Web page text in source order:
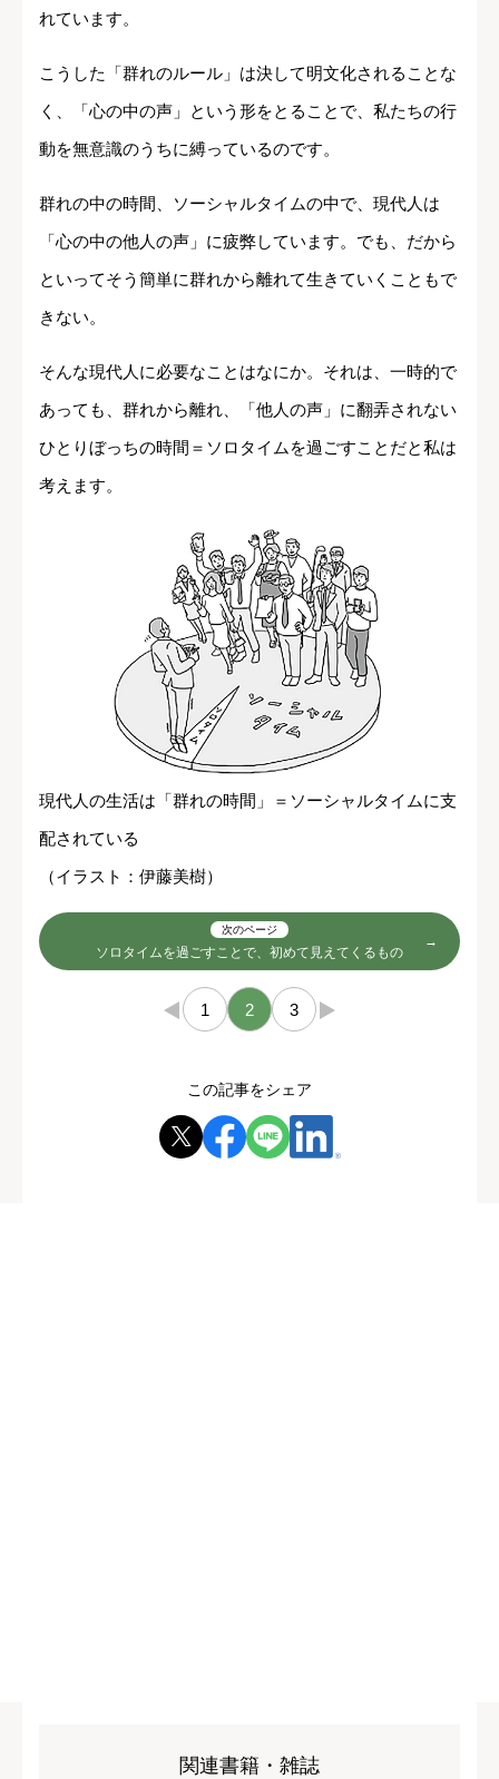
れています。
こうした「群れのルール」は決して明文化されることな
く、「心の中の声」という形をとることで、私たちの行
動を無意識のうちに縛っているのです。
群れの中の時間、ソーシャルタイムの中で、現代人は
「心の中の他人の声」に疲弊しています。でも、だから
といってそう簡単に群れから離れて生きていくこともで
きない。
そんな現代人に必要なことはなにか。それは、一時的で
あっても、群れから離れ、「他人の声」に翻弄されない
ひとりぼっちの時間＝ソロタイムを過ごすことだと私は
考えます。
現代人の生活は「群れの時間」＝ソーシャルタイムに支
配されている
（イラスト：伊藤美樹）
次のページ
ソロタイムを過ごすことで、初めて見えてくるもの
← 1 2 3 →
この記事をシェア
関連書籍・雑誌